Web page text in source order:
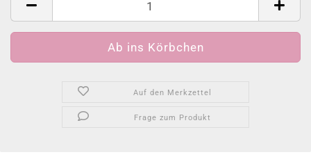
Auf den Merkzettel
Frage zum Produkt